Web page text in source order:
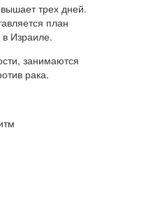
трех дней.
план
Израиле.
занимаются
рака.